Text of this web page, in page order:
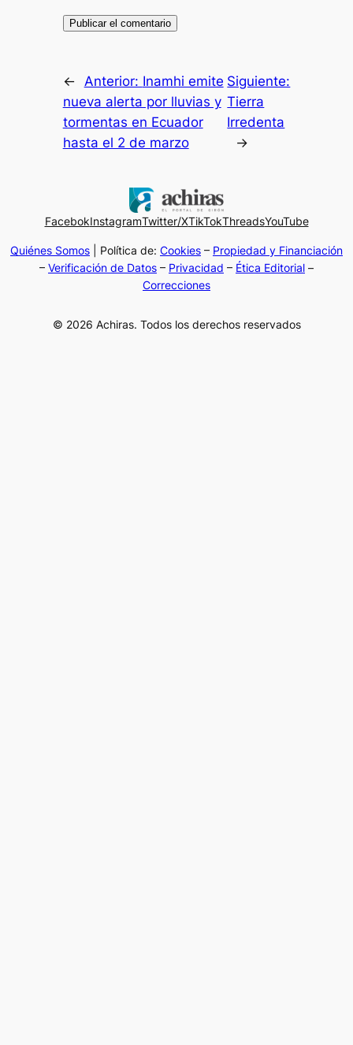
← Anterior: Inamhi emite
nueva alerta por lluvias y
tormentas en Ecuador
hasta el 2 de marzo
Siguiente:
Tierra
Irredenta
→
FacebokInstagramTwitter/XTikTokThreadsYouTube
Quiénes Somos | Política de: Cookies – Propiedad y Financiación
– Verificación de Datos – Privacidad – Ética Editorial –
Correcciones
© 2026 Achiras. Todos los derechos reservados